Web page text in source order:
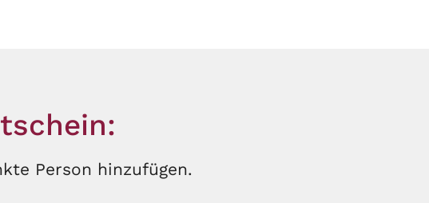
Person hinzufügen.